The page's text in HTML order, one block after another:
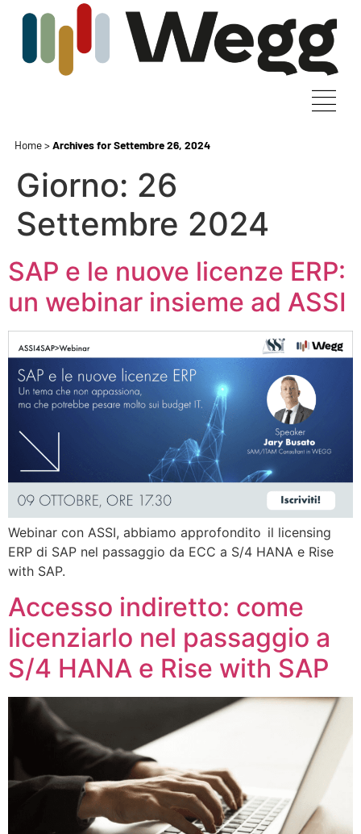
Home>Archives for Settembre 26, 2024
Giorno: 26
Settembre 2024
SAP e le nuove licenze ERP:
un webinar insieme ad ASSI
Webinar con ASSI, abbiamo approfondito il licensing
ERP di SAP nel passaggio da ECC a S/4 HANA e Rise
with SAP.
Accesso indiretto: come
licenziarlo nel passaggio a
S/4 HANA e Rise with SAP